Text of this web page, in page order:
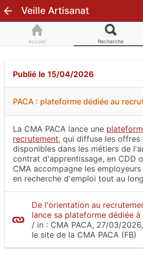
Veille Artisanat
Accueil Recherche
Publié le 15/04/2026
PACA : plateforme dédiée au
La CMA PACA lance une
recrutement, qui diffuse les offres
disponibles dans les métiers de
contrat d'apprentissage, en CDD
CMA accompagne les
en recherche d'emploi tout au
De l'orientation au
lance sa plateforme dédiée
/ in : CMA PACA, 27/03/
le site de la CMA PACA (FB)